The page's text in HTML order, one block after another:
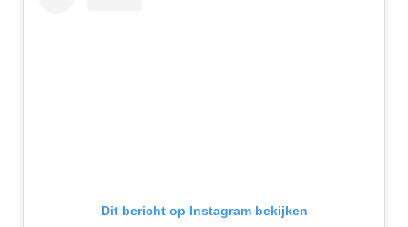
Dit bericht op Instagram bekijken